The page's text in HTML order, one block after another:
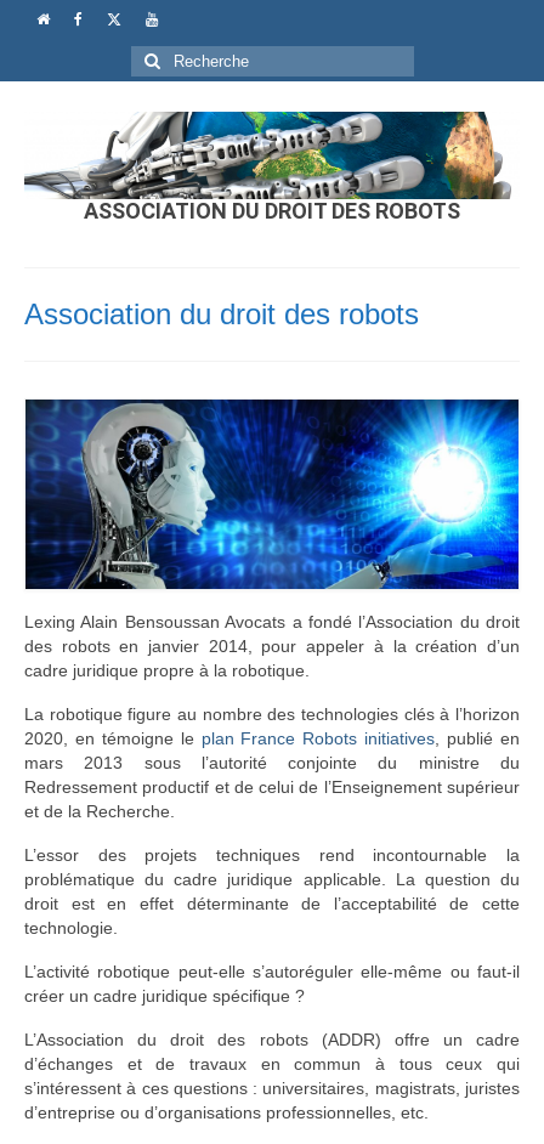
Rechercher
:
ASSOCIATION DU DROIT DES ROBOTS
Association du droit des robots
Lexing Alain Bensoussan Avocats a fondé l’Association du droit
des robots en janvier 2014, pour appeler à la création d’un
cadre juridique propre à la robotique.
La robotique figure au nombre des technologies clés à l’horizon
2020, en témoigne le plan France Robots initiatives, publié en
mars 2013 sous l’autorité conjointe du ministre du
Redressement productif et de celui de l’Enseignement supérieur
et de la Recherche.
L’essor des projets techniques rend incontournable la
problématique du cadre juridique applicable. La question du
droit est en effet déterminante de l’acceptabilité de cette
technologie.
L’activité robotique peut-elle s’autoréguler elle-même ou faut-il
créer un cadre juridique spécifique ?
L’Association du droit des robots (ADDR) offre un cadre
d’échanges et de travaux en commun à tous ceux qui
s’intéressent à ces questions : universitaires, magistrats, juristes
d’entreprise ou d’organisations professionnelles, etc.